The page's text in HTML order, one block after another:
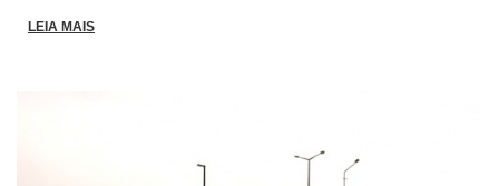
LEIA MAIS